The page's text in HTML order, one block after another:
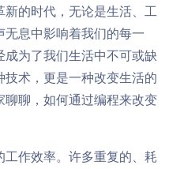
的时代，无论是生活、工
息中影响着我们的每一
为了我们生活中不可或缺
术，更是一种改变生活的
聊，如何通过编程来改变
作效率。许多重复的、耗